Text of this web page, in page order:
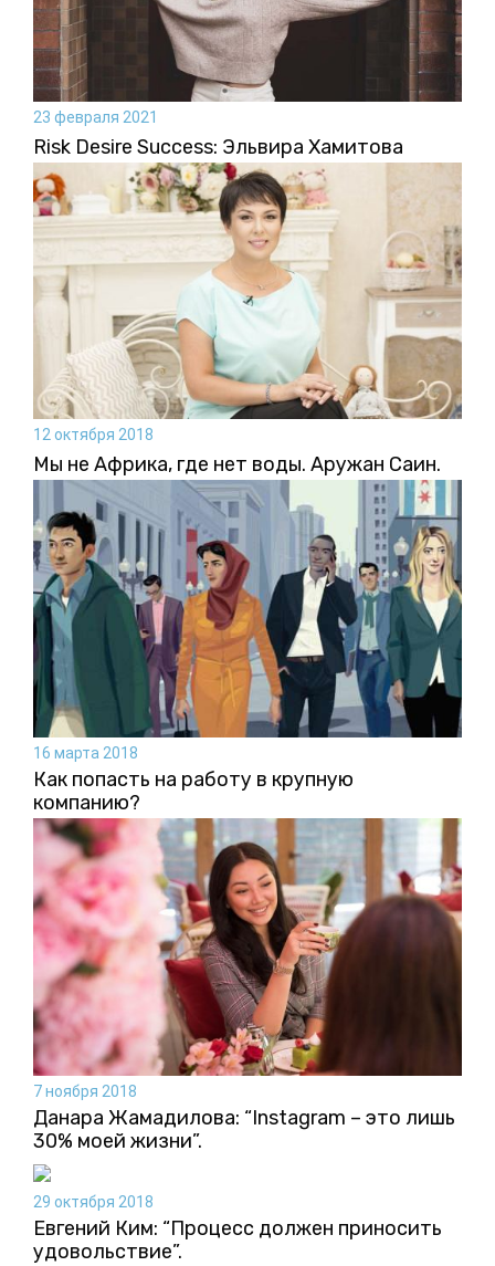
23 февраля 2021
Risk Desire Success: Эльвира Хамитова
12 октября 2018
Мы не Африка, где нет воды. Аружан Саин.
16 марта 2018
Как попасть на работу в крупную
компанию?
7 ноября 2018
Данара Жамадилова: “Instagram – это лишь
30% моей жизни”.
29 октября 2018
Евгений Ким: “Процесс должен приносить
удовольствие”.